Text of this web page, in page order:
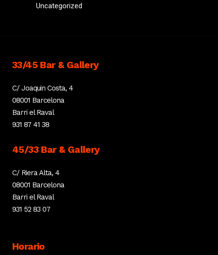
Uncategorized
33/45 Bar & Gallery
C/ Joaquin Costa, 4
08001 Barcelona
Barri el Raval
931 87 41 38
45/33 Bar & Gallery
C/ Riera Alta, 4
08001 Barcelona
Barri el Raval
931 52 83 07
Horario